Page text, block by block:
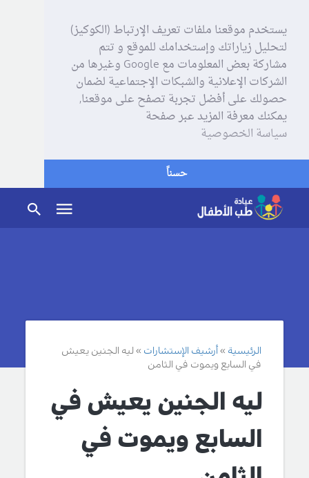
يستخدم موقعنا ملفات تعريف الإرتباط (الكوكيز)
لتحليل زياراتك وإستخدامك للموقع و تتم
مشاركة بعض المعلومات مع Google وغيرها من
الشركات الإعلانية والشبكات الإجتماعية لضمان
حصولك على أفضل تجربة تصفح على موقعنا,
يمكنك معرفة المزيد عبر صفحة
سياسة الخصوصية
حسناً
الرئيسية أرشيف الإستشارات
ليه الجنين يعيش
في السابع ويموت في الثامن
ليه الجنين يعيش في
السابع ويموت في